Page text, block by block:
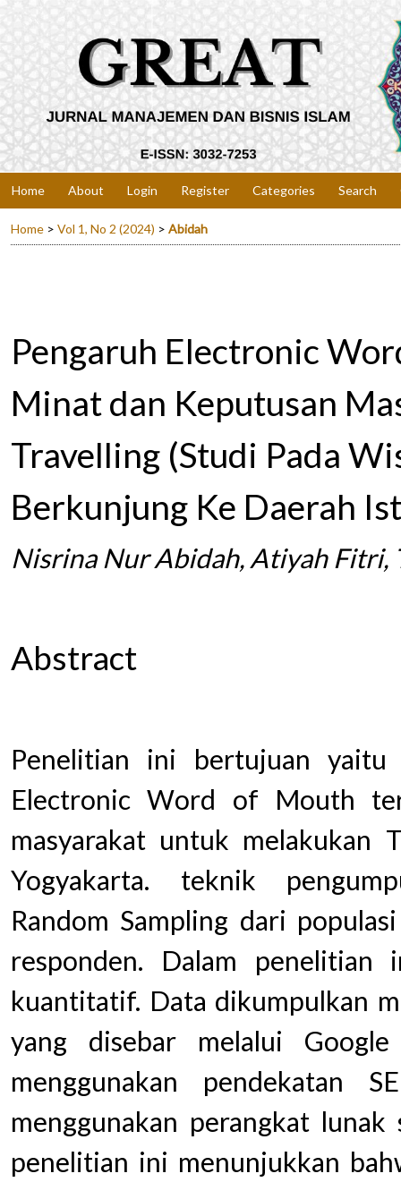
Home About Login Register Categories Search
Home > Vol 1, No 2 (2024) > Abidah
Pengaruh Electronic
Minat dan Keputusan
Travelling (Studi Pada
Berkunjung Ke Daerah
Nisrina Nur Abidah, Atiyah Fitri,
Abstract
Penelitian ini bertujuan yaitu
Electronic Word of Mouth
masyarakat untuk melakukan
Yogyakarta. teknik
Random Sampling dari
responden. Dalam penelitian
kuantitatif. Data dikumpulkan
yang disebar melalui
menggunakan pendekatan
menggunakan perangkat
penelitian ini menunjukkan